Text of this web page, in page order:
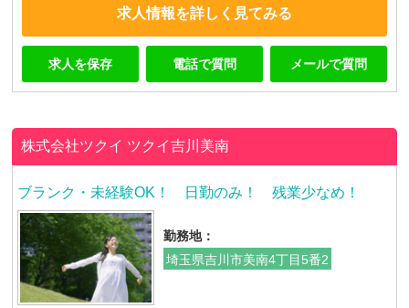
求人情報を詳しく見てみる
求人を保存 電話で質問 メールで質問
株式会社ツクイ ツクイ吉川美南
ブランク・未経験OK！ 日勤のみ！ 残業少なめ！
勤務地：
埼玉県吉川市美南4丁目5番2